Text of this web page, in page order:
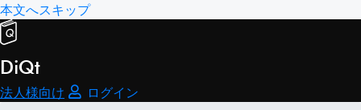
本文へスキップ
DiQt
法人様向け
ログイン